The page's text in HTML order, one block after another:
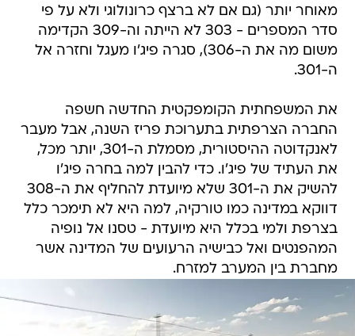
מאוחר יותר (גם אם לא ברצף כרונולוגי ולא על פי
סדר המספרים - 303 לא הייתה וה-309 הקדימה
משום מה את ה-306), סגרה פיג'ו מעגל וחזרה אל
ה-301.
את המשפחתית הקומפקטית החדשה חשפה
החברה הצרפתית בתערוכת פריז השנה, אבל מעבר
לאנקדוטה ההיסטורית, מסמלת ה-301, יותר מכל,
את העתיד של פיג'ו. כדי להבין למה בחרה פיג'ו
להשיק את ה-301 שלא מיועדת להחליף את ה-308
דווקא במדינה כמו טורקיה, למה היא לא תימכר כלל
בצרפת ולמי בכלל היא מיועדת - טסנו אל נופיה
המהפנטים ואל כבישיה הרעועים של המדינה אשר
מחברת בין המערב למזרח.